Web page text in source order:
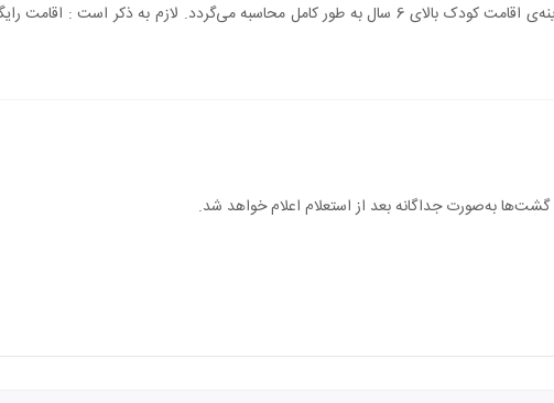
اقامت کودک زیر 6 سال (درصورت عدم استفاده از سرویس) رایگان می‌باشد و هزینه‌ی اقامت کودک بالای 6 سال به طور کامل محاسبه می‌گردد.
به‌صورت جداگانه بعد از استعلام اعلام خواهد شد.